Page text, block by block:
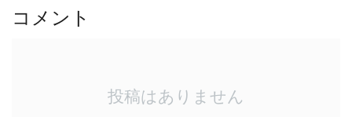
コメント
投稿はありません